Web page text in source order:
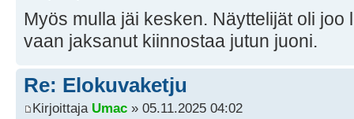
Myös mulla jäi kesken. Näyttelijät oli joo
vaan jaksanut kiinnostaa jutun juoni.
Re: Elokuvaketju
Kirjoittaja Umac » 05.11.2025 04:02